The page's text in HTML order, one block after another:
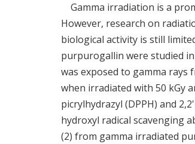
Gamma irradiation is a
However, research on
biological activity is still
purpurogallin were studied
was exposed to gamma rays
when irradiated with 50 kGy
picrylhydrazyl (DPPH) and
hydroxyl radical scavenging
(2) from gamma irradiated